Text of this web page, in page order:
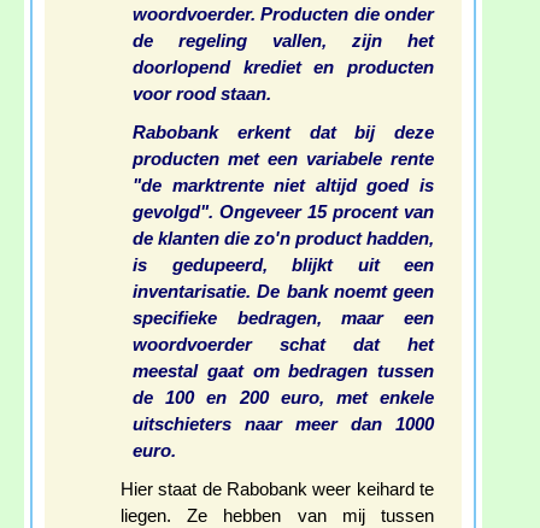
woordvoerder. Producten die onder
de regeling vallen, zijn het
doorlopend krediet en producten
voor rood staan.
Rabobank erkent dat bij deze
producten met een variabele rente
"de marktrente niet altijd goed is
gevolgd". Ongeveer 15 procent van
de klanten die zo'n product hadden,
is gedupeerd, blijkt uit een
inventarisatie. De bank noemt geen
specifieke bedragen, maar een
woordvoerder schat dat het
meestal gaat om bedragen tussen
de 100 en 200 euro, met enkele
uitschieters naar meer dan 1000
euro.
Hier staat de Rabobank weer keihard te
liegen. Ze hebben van mij tussen